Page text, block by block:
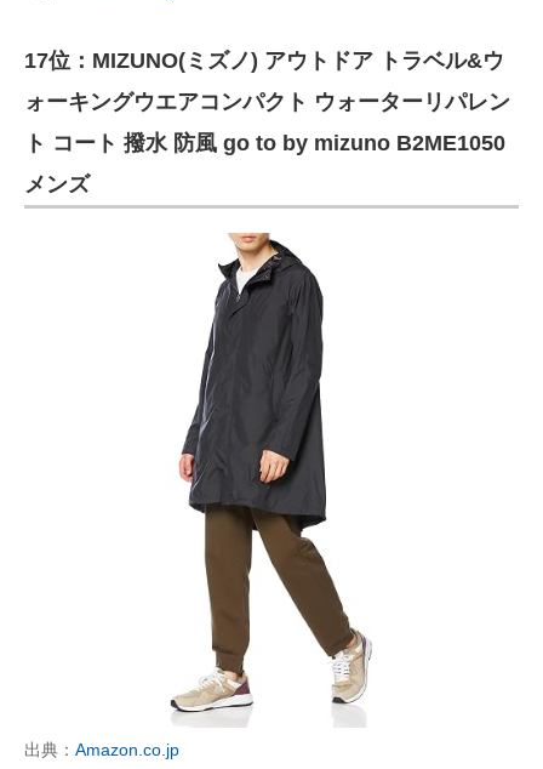
17位：MIZUNO(ミズノ) アウトドア トラベル&ウ
ォーキングウエアコンパクト ウォーターリパレン
ト コート 撥水 防風 go to by mizuno B2ME1050
メンズ
出典： Amazon.co.jp